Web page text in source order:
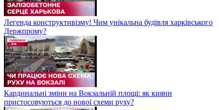
Легенда конструктивізму! Чим унікальна будівля харківського
Держпрому?
Кардинальні зміни на Вокзальній площі: як кияни
пристосовуються до нової схеми руху?